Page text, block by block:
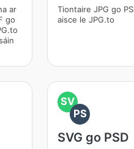
ar
go
Tiontaire JPG go
aisce le JPG.to
SV
PS
SVG go PSD